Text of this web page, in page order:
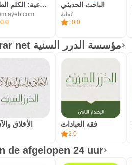
حكم ومواعظ وأدعية: الكلم الطيب الباحث الحديثي
نُقاية
10.0
Krijg meer van dorar net مؤسسة الدرر السنية
الأخلاق فقه العبادات
2.0
de afgelopen 24 uur